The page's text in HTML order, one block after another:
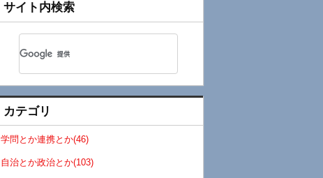
サイト内検索
カテゴリ
学問とか連携とか(46)
自治とか政治とか(103)